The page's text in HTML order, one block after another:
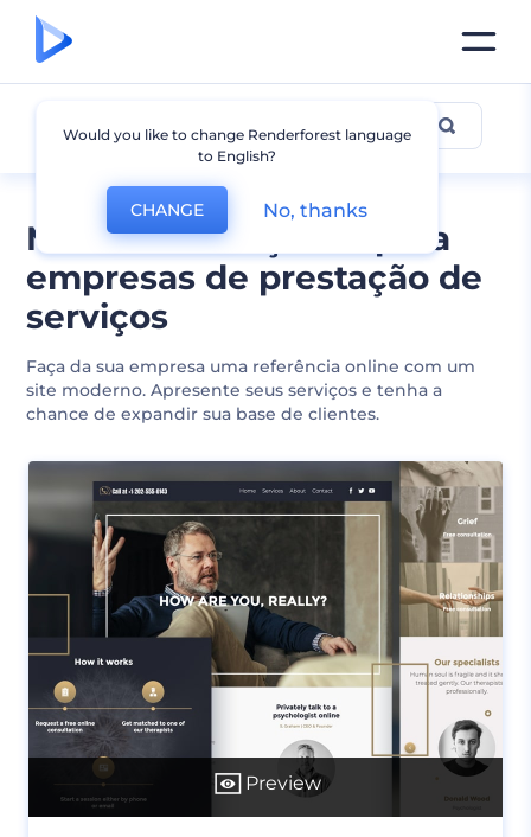
Modelos avançados para
empresas de prestação de
serviços
Faça da sua empresa uma referência online com um
site moderno. Apresente seus serviços e tenha a
chance de expandir sua base de clientes.
Serviços & Manutenção
Preview
Would you like to change Renderforest language
to English?
CHANGE No, thanks